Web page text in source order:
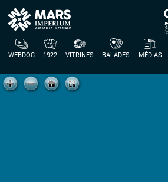
WEBDOC 1922 VITRINES BALADES MÉDIAS